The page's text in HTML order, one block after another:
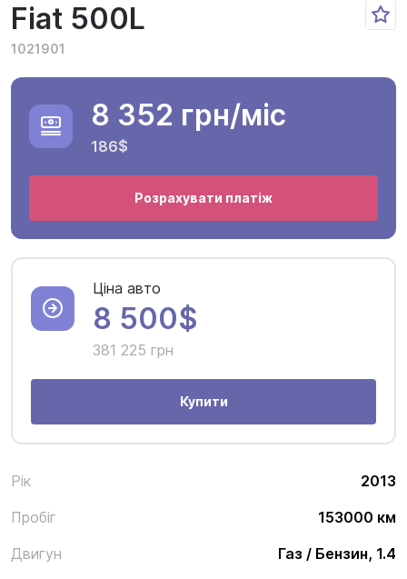
Fiat 500L
1021901
Рік
2013
Пробіг
153000 км
Двигун
Газ / Бензин, 1.4
8 352 грн/міс
186$
Розрахувати платіж
Ціна авто
8 500$
381 225 грн
Купити